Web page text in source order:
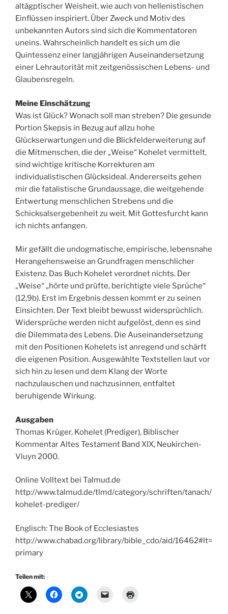
altägptischer Weisheit, wie auch von hellenistischen
Einflüssen inspiriert. Über Zweck und Motiv des
unbekannten Autors sind sich die Kommentatoren
uneins. Wahrscheinlich handelt es sich um die
Quintessenz einer langjährigen Auseinandersetzung
einer Lehrautorität mit zeitgenössischen Lebens- und
Glaubensregeln.
Meine Einschätzung
Was ist Glück? Wonach soll man streben? Die gesunde
Portion Skepsis in Bezug auf allzu hohe
Glückserwartungen und die Blickfelderweiterung auf
die Mitmenschen, die der „Weise“ Kohelet vermittelt,
sind wichtige kritische Korrekturen am
individualistischen Glücksideal. Andererseits gehen
mir die fatalistische Grundaussage, die weitgehende
Entwertung menschlichen Strebens und die
Schicksalsergebenheit zu weit. Mit Gottesfurcht kann
ich nichts anfangen.
Mir gefällt die undogmatische, empirische, lebensnahe
Herangehensweise an Grundfragen menschlicher
Existenz. Das Buch Kohelet verordnet nichts. Der
„Weise“ „hörte und prüfte, berichtigte viele Sprüche“
(12,9b). Erst im Ergebnis dessen kommt er zu seinen
Einsichten. Der Text bleibt bewusst widersprüchlich.
Widersprüche werden nicht aufgelöst, denn es sind
die Dilemmata des Lebens. Die Auseinandersetzung
mit den Positionen Kohelets ist anregend und schärft
die eigenen Position. Ausgewählte Textstellen laut vor
sich hin zu lesen und dem Klang der Worte
nachzulauschen und nachzusinnen, entfaltet
beruhigende Wirkung.
Ausgaben
Thomas Krüger, Kohelet (Prediger), Biblischer
Kommentar Altes Testament Band XIX, Neukirchen-
Vluyn 2000.
Online Volltext bei Talmud.de
http://www.talmud.de/tlmd/category/schriften/tanach/
kohelet-prediger/
Englisch: The Book of Ecclesiastes
http://www.chabad.org/library/bible_cdo/aid/16462#lt=
primary
Teilen mit: